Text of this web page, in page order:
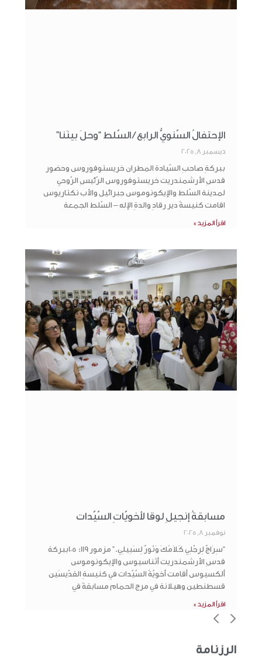
الإحتفالُ السّنويُّ الرابع / السّلط “وحلَ بينَنا”
ديسمبر 8, 2025
ببركةِ صاحبِ السّيادة المطران خريستوفوروس وحضور
قدسِ الأرشمندريت خريستوفوروس الرّئيسِ الرّوحي
لمدينة السّلط والإيكونوموس جبرائيل والأب نكتاريوس
اقامت كنيسةُ دير رقادِ والدةِ الإله – السّلط الجمعة
اقرأ المزيد »
مسابقةُ إنجيلِ لوقا لأخويّاتِ السّيّدات
نوفمبر 8, 2025
“سِرَاجٌ لِرِجْلِي كَلاَمُكَ وَنُورٌ لِسَبِيلِي.” مزمور 119: 105ببركة
قدسِ الأرشمندريت أثناسيوس والإيكونوموس
ألكسيوس أقامت أخويّةُ السّيّدات في كنيسةِ القدّيسَين
قسطنطين وهيلانة في مرج الحمام مسابقةً في
اقرأ المزيد »
<
>
الرزنامة